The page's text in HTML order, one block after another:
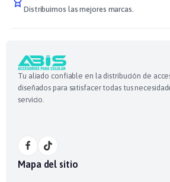
Distribuimos las mejores marcas.
Tu aliado confiable en la distribución de
diseñados para satisfacer todas tus
servicio.
Mapa del sitio